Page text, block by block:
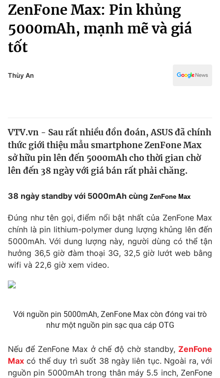
Chính trị
Xã hội
Pháp luật
Thế giới
Tin tức
Thế giới đó đây
Kinh tế
Thị trường
Góc doanh nghiệp
Truyền hình
Phim VTV
Hậu trường
Giải sao mai
Giải trí
Điện ảnh
Âm nhạc
Đời sống
Du lịch
Làm đẹp
Chất lượng cuộc sống
Tuyển sinh
Công nghệ
Hitech Công nghệ tương lai
Sản phẩm
Giao lưu trực tuyến
Thể thao
Truyền hình
Văn hóa - Giải trí
Công nghệ
ZenFone Max: Pin khủng
5000mAh, mạnh mẽ và giá
tốt
Thùy An
VTV.vn - Sau rất nhiều đồn đoán, ASUS đã chính
thức giới thiệu mẫu smartphone ZenFone Max
sở hữu pin lên đến 5000mAh cho thời gian chờ
lên đến 38 ngày với giá bán rất phải chăng.
38 ngày standby với 5000mAh cùng ZenFone Max
Đúng như tên gọi, điểm nổi bật nhất của ZenFone Max
chính là pin lithium-polymer dung lượng khủng lên đến
5000mAh. Với dung lượng này, người dùng có thể tận
hưởng 36,5 giờ đàm thoại 3G, 32,5 giờ lướt web bằng
wifi và 22,6 giờ xem video.
Với nguồn pin 5000mAh, ZenFone Max còn đóng vai trò
như một nguồn pin sạc qua cáp OTG
Nếu để ZenFone Max ở chế độ chờ standby, ZenFone
Max có thể duy trì suốt 38 ngày liên tục. Ngoài ra, với
nguồn pin 5000mAh trong thân máy 5.5 inch, ZenFone